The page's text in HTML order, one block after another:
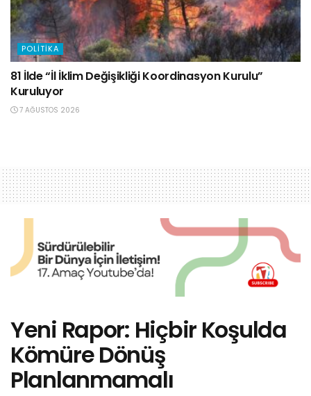
POLITIKA
81 İlde “İl İklim Değişikliği Koordinasyon Kurulu”
Kuruluyor
7 AĞUSTOS 2026
Yeni Rapor: Hiçbir Koşulda
Kömüre Dönüş
Planlanmamalı